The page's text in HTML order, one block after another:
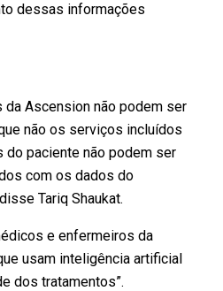
dessas informações
da Ascension não podem ser
não os serviços incluídos
do paciente não podem ser
com os dados do
Tariq Shaukat.
e enfermeiros da
usam inteligência artificial
dos tratamentos”.